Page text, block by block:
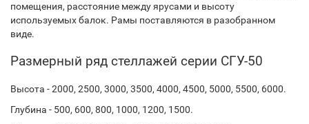
помещения, расстояние между ярусами и высоту
используемых балок. Рамы поставляются в разобранном
виде.
Размерный ряд стеллажей серии СГУ-50
Высота - 2000, 2500, 3000, 3500, 4000, 4500, 5000, 5500, 6000.
Глубина - 500, 600, 800, 1000, 1200, 1500.